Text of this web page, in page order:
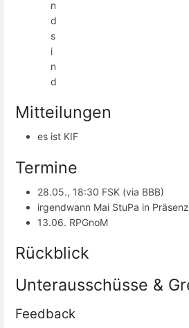
n
d
s
i
n
d
Mitteilungen
es ist KIF
Termine
28.05., 18:30 FSK (via BBB)
irgendwann Mai StuPa in
13.06. RPGnoM
Rückblick
Unterausschüsse &
Feedback